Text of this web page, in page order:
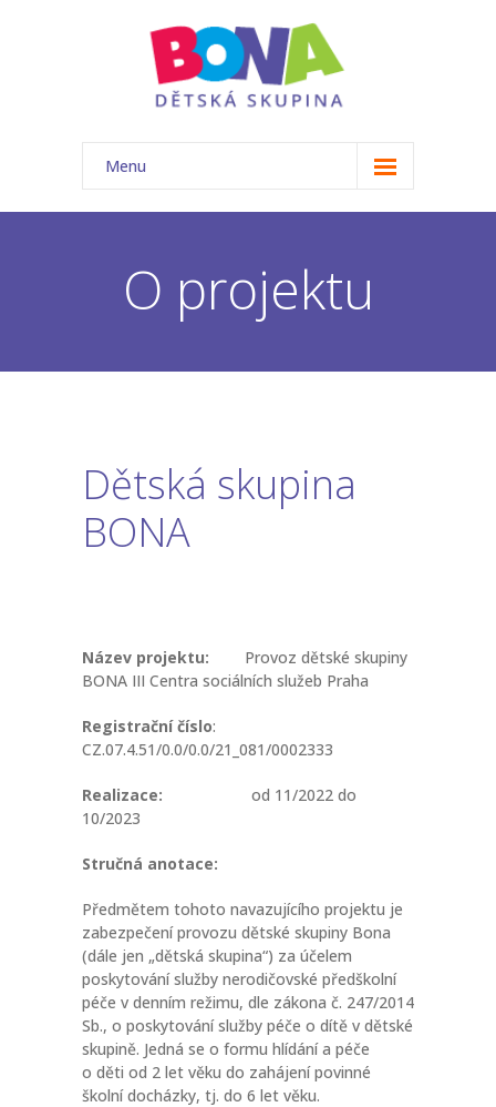
Menu
ÚVOD
-- Akce
-- Ceník
-- Informace a tipy pro rodiče
-- FAQ – otázky a odpovědi
NOVINKY
KONTAKT
FACEBOOK
INSTAGRAM
O projektu
Dětská skupina
BONA
Název projektu: Provoz dětské skupiny
BONA III Centra sociálních služeb Praha
Registrační číslo:
CZ.07.4.51/0.0/0.0/21_081/0002333
Realizace: od 11/2022 do
10/2023
Stručná anotace:
Předmětem tohoto navazujícího projektu je
zabezpečení provozu dětské skupiny Bona
(dále jen „dětská skupina“) za účelem
poskytování služby nerodičovské předškolní
péče v denním režimu, dle zákona č. 247/2014
Sb., o poskytování služby péče o dítě v dětské
skupině. Jedná se o formu hlídání a péče
o děti od 2 let věku do zahájení povinné
školní docházky, tj. do 6 let věku.